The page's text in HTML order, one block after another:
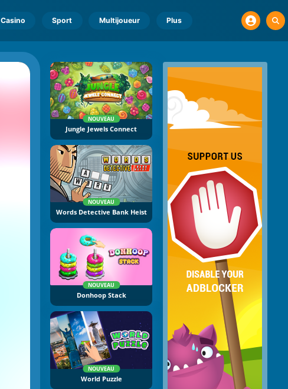
Casino Sport Multijoueur Plus
NOUVEAU
Jungle Jewels Connect
NOUVEAU
Words Detective Bank Heist
NOUVEAU
Donhoop Stack
NOUVEAU
World Puzzle